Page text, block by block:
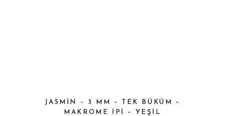
JASMIN – 3 MM – TEK BÜKÜM –
MAKROME IPI – YEŞIL